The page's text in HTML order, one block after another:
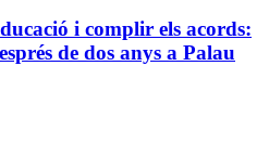
i complir els acords:
de dos anys a Palau